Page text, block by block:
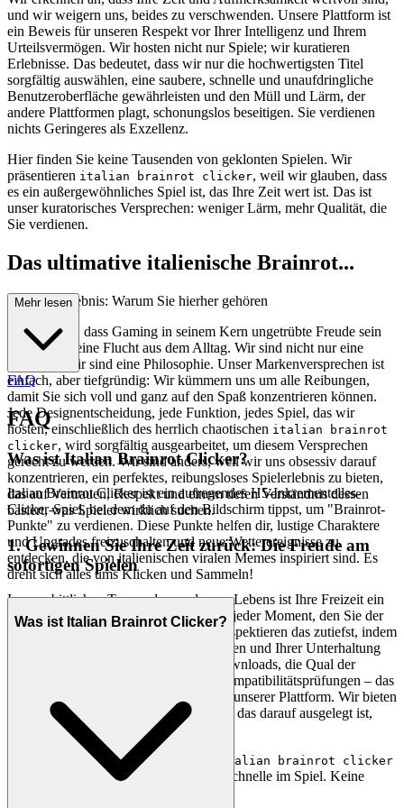
und wir weigern uns, beides zu verschwenden. Unsere Plattform ist
ein Beweis für unseren Respekt vor Ihrer Intelligenz und Ihrem
Urteilsvermögen. Wir hosten nicht nur Spiele; wir kuratieren
Erlebnisse. Das bedeutet, dass wir nur die hochwertigsten Titel
sorgfältig auswählen, eine saubere, schnelle und unaufdringliche
Benutzeroberfläche gewährleisten und den Müll und Lärm, der
andere Plattformen plagt, schonungslos beseitigen. Sie verdienen
nichts Geringeres als Exzellenz.
Hier finden Sie keine Tausenden von geklonten Spielen. Wir
präsentieren italian brainrot clicker, weil wir glauben, dass
es ein außergewöhnliches Spiel ist, das Ihre Zeit wert ist. Das ist
unser kuratorisches Versprechen: weniger Lärm, mehr Qualität, die
Sie verdienen.
Das ultimative italienische Brainrot...
-Clicker-Erlebnis: Warum Sie hierher gehören
Wir glauben, dass Gaming in seinem Kern ungetrübte Freude sein
sollte, eine reine Flucht aus dem Alltag. Wir sind nicht nur eine
Plattform; wir sind eine Philosophie. Unser Markenversprechen ist
einfach, aber tiefgründig: Wir kümmern uns um alle Reibungen,
damit Sie sich voll und ganz auf den Spaß konzentrieren können.
Jede Designentscheidung, jede Funktion, jedes Spiel, das wir
hosten, einschließlich des herrlich chaotischen italian brainrot
clicker, wird sorgfältig ausgearbeitet, um diesem Versprechen
gerecht zu werden. Wir sind anders, weil wir uns obsessiv darauf
konzentrieren, ein perfektes, reibungsloses Spielerlebnis zu bieten,
das auf Vertrauen, Respekt und einem tiefen Verständnis dessen
basiert, was Spieler wirklich suchen.
1. Gewinnen Sie Ihre Zeit zurück: Die Freude am
sofortigen Spielen
Im unerbittlichen Tempo des modernen Lebens ist Ihre Freizeit ein
unschätzbares Gut. Wir verstehen, dass jeder Moment, den Sie der
Freizeit widmen, kostbar ist, und wir respektieren das zutiefst, indem
wir jede einzelne Barriere zwischen Ihnen und Ihrer Unterhaltung
beseitigen. Die Frustration endloser Downloads, die Qual der
Installationsprobleme, die Angst vor Kompatibilitätsprüfungen – das
sind Relikte einer vergangenen Ära auf unserer Plattform. Wir bieten
ein nahtloses, sofort spielbares Erlebnis, das darauf ausgelegt ist,
Ihre Zeit zu würdigen.
Das ist unser Versprechen: Wenn Sie
italian brainrot clicker
spielen möchten, sind Sie in Sekundenschnelle im Spiel. Keine
Mehr lesen
FAQ
FAQ
Was ist Italian Brainrot Clicker?
Italian Brainrot Clicker ist ein aufregendes H5-Inkrementelles-
Clicker-Spiel, bei dem du auf den Bildschirm tippst, um "Brainrot-
Punkte" zu verdienen. Diese Punkte helfen dir, lustige Charaktere
und Upgrades freizuschalten und neue Wetterereignisse zu
entdecken, die von italienischen viralen Memes inspiriert sind. Es
dreht sich alles ums Klicken und Sammeln!
Was ist Italian Brainrot Clicker?